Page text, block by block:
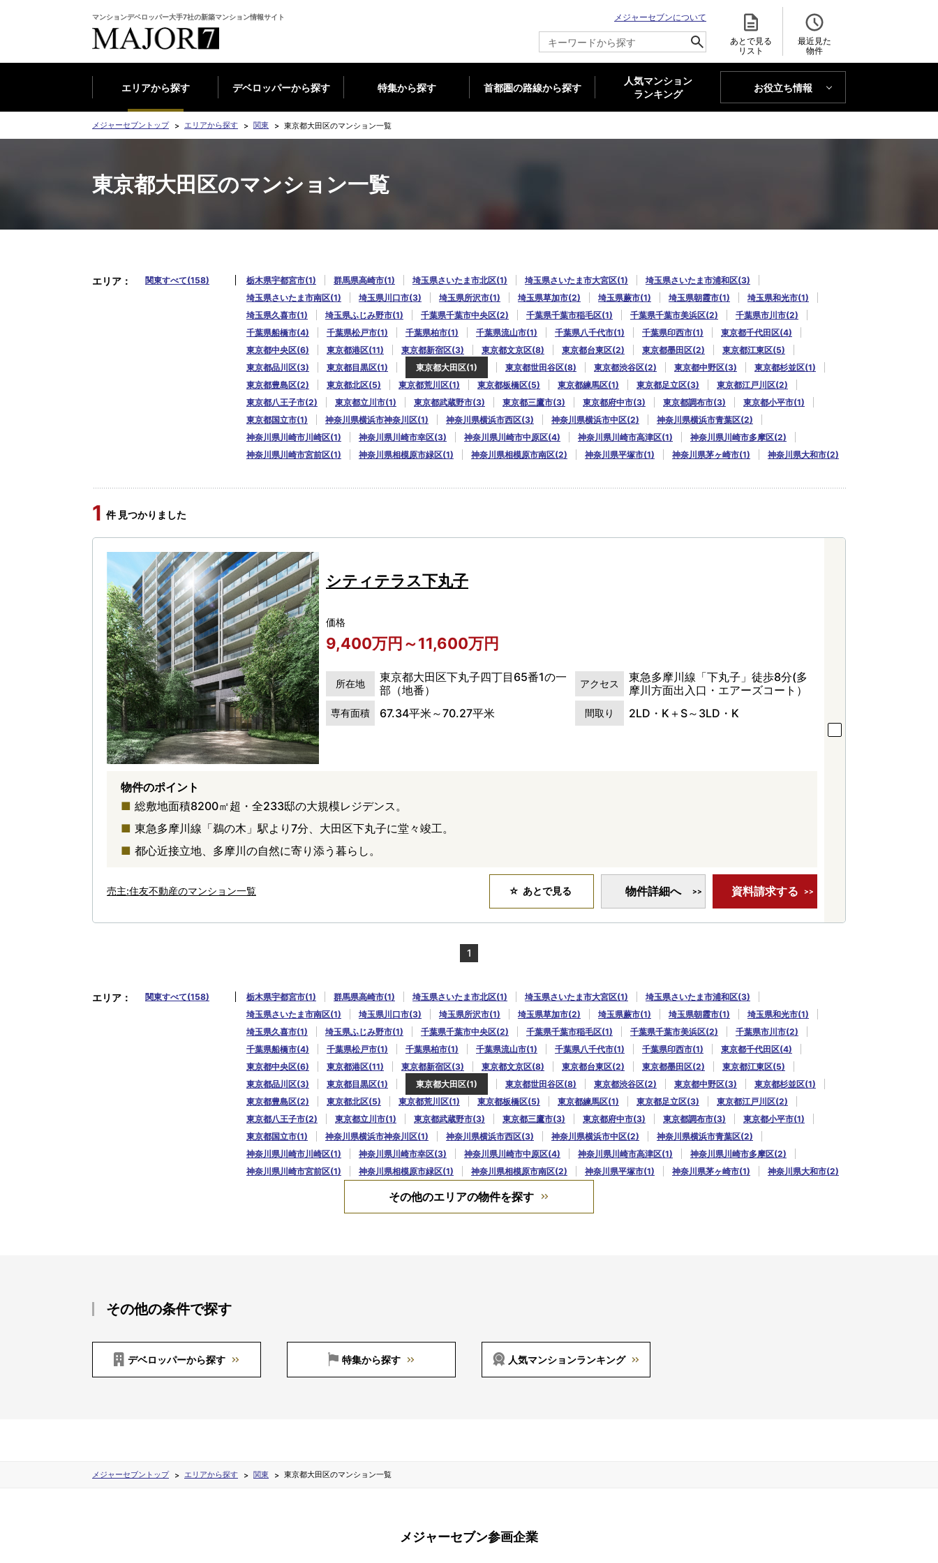
マンションデベロッパー大手7社の新築マンション情報サイト
メジャーセブンについて
あとで見る
リスト
最近見た
物件
エリアから探す デベロッパーから探す 特集から探す 首都圏の路線から探す
人気マンション
ランキング
お役立ち情報
MAJOR'S BLOG
メジャーセブントップ エリアから探す 関東 東京都大田区のマンション一覧
東京都大田区のマンション一覧
エリア 関東すべて(158) 栃木県宇都宮市(1) 群馬県高崎市(1) 埼玉県さいたま市北区(1) 埼玉県さいたま市大宮区(1)
埼玉県さいたま市浦和区(3)
埼玉県さいたま市南区(1)
埼玉県川口市(3) 埼玉県所沢市(1) 埼玉県草加市(2) 埼玉県蕨市(1) 埼玉県朝霞市(1)
埼玉県和光市(1)
埼玉県久喜市(1)
埼玉県ふじみ野市(1) 千葉県千葉市中央区(2) 千葉県千葉市稲毛区(1) 千葉県千葉市美浜区(2)
千葉県市川市(2)
千葉県船橋市(4)
千葉県松戸市(1) 千葉県柏市(1) 千葉県流山市(1) 千葉県八千代市(1) 千葉県印西市(1)
東京都千代田区(4)
東京都中央区(6)
東京都港区(11) 東京都新宿区(3) 東京都文京区(8) 東京都台東区(2) 東京都墨田区(2)
東京都江東区(5)
東京都品川区(3)
東京都目黒区(1) 東京都大田区(1) 東京都世田谷区(8) 東京都渋谷区(2) 東京都中野区(3)
東京都杉並区(1)
東京都豊島区(2)
東京都北区(5) 東京都荒川区(1) 東京都板橋区(5) 東京都練馬区(1) 東京都足立区(3)
東京都江戸川区(2)
東京都八王子市(2)
東京都立川市(1) 東京都武蔵野市(3) 東京都三鷹市(3) 東京都府中市(3) 東京都調布市(3)
東京都小平市(1)
東京都国立市(1)
神奈川県横浜市神奈川区(1) 神奈川県横浜市西区(3) 神奈川県横浜市中区(2)
神奈川県横浜市青葉区(2)
神奈川県川崎市川崎区(1)
神奈川県川崎市幸区(3) 神奈川県川崎市中原区(4) 神奈川県川崎市高津区(1)
神奈川県川崎市多摩区(2)
神奈川県川崎市宮前区(1)
神奈川県相模原市緑区(1) 神奈川県相模原市南区(2) 神奈川県平塚市(1) 神奈川県茅ヶ崎市(1) 神奈川県大和市(2)
1 件 見つかりました
シティテラス下丸子
価格
9,400万円～11,600万円
所在地
東京都大田区下丸子四丁目65番1の一
部（地番）
アクセス
東急多摩川線「下丸子」徒歩8分(多
摩川方面出入口・エアーズコート）
専有面積 67.34平米～70.27平米 間取り 2LD・K＋S～3LD・K
物件のポイント
総敷地面積8200㎡超・全233邸の大規模レジデンス。
東急多摩川線「鵜の木」駅より7分、大田区下丸子に堂々竣工。
都心近接立地、多摩川の自然に寄り添う暮らし。
売主:住友不動産のマンション一覧 あとで見る 物件詳細へ 資料請求する
1
エリア 関東すべて(158) 栃木県宇都宮市(1) 群馬県高崎市(1) 埼玉県さいたま市北区(1) 埼玉県さいたま市大宮区(1)
埼玉県さいたま市浦和区(3)
埼玉県さいたま市南区(1)
埼玉県川口市(3) 埼玉県所沢市(1) 埼玉県草加市(2) 埼玉県蕨市(1) 埼玉県朝霞市(1)
埼玉県和光市(1)
埼玉県久喜市(1)
埼玉県ふじみ野市(1) 千葉県千葉市中央区(2) 千葉県千葉市稲毛区(1) 千葉県千葉市美浜区(2)
千葉県市川市(2)
千葉県船橋市(4)
千葉県松戸市(1) 千葉県柏市(1) 千葉県流山市(1) 千葉県八千代市(1) 千葉県印西市(1)
東京都千代田区(4)
東京都中央区(6)
東京都港区(11) 東京都新宿区(3) 東京都文京区(8) 東京都台東区(2) 東京都墨田区(2)
東京都江東区(5)
東京都品川区(3)
東京都目黒区(1) 東京都大田区(1) 東京都世田谷区(8) 東京都渋谷区(2) 東京都中野区(3)
東京都杉並区(1)
東京都豊島区(2)
東京都北区(5) 東京都荒川区(1) 東京都板橋区(5) 東京都練馬区(1) 東京都足立区(3)
東京都江戸川区(2)
東京都八王子市(2)
東京都立川市(1) 東京都武蔵野市(3) 東京都三鷹市(3) 東京都府中市(3) 東京都調布市(3)
東京都小平市(1)
東京都国立市(1)
神奈川県横浜市神奈川区(1) 神奈川県横浜市西区(3) 神奈川県横浜市中区(2)
神奈川県横浜市青葉区(2)
神奈川県川崎市川崎区(1)
神奈川県川崎市幸区(3) 神奈川県川崎市中原区(4) 神奈川県川崎市高津区(1)
神奈川県川崎市多摩区(2)
神奈川県川崎市宮前区(1)
神奈川県相模原市緑区(1) 神奈川県相模原市南区(2) 神奈川県平塚市(1) 神奈川県茅ヶ崎市(1) 神奈川県大和市(2)
その他のエリアの物件を探す
その他の条件で探す
デベロッパーから探す 特集から探す 人気マンションランキング
メジャーセブントップ エリアから探す 関東 東京都大田区のマンション一覧
メジャーセブン参画企業